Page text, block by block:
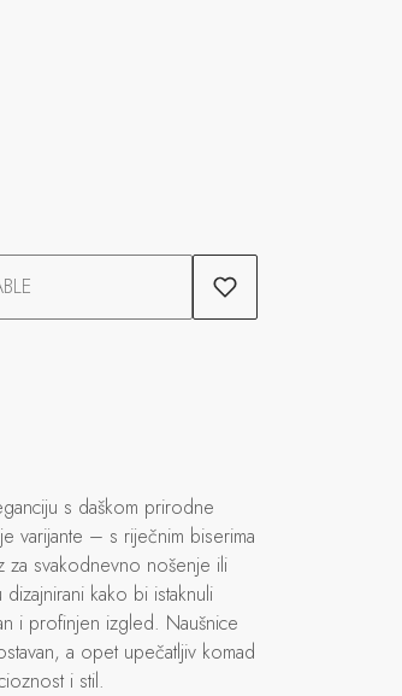
s daškom prirodne
varijante – s riječnim biserima
za svakodnevno nošenje ili
kako bi istaknuli
i profinjen izgled. Naušnice
a opet upečatljiv komad
i stil.